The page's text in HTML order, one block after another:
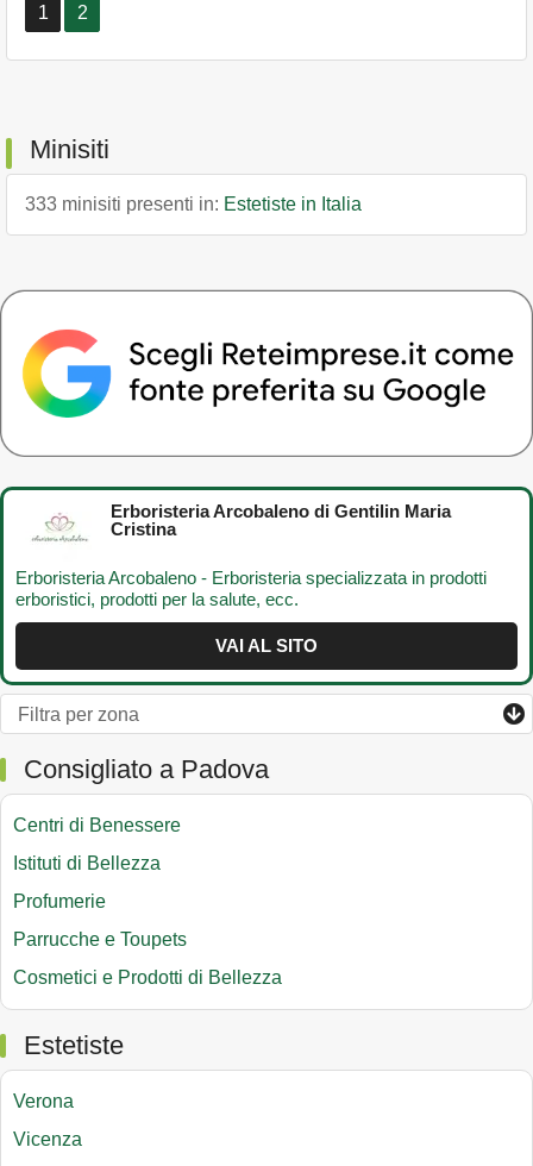
1
2
Minisiti
333 minisiti presenti in: Estetiste in Italia
Erboristeria Arcobaleno di Gentilin Maria
Cristina
Erboristeria Arcobaleno - Erboristeria specializzata in prodotti
erboristici, prodotti per la salute, ecc.
VAI AL SITO
Consigliato a Padova
Centri di Benessere
Istituti di Bellezza
Profumerie
Parrucche e Toupets
Cosmetici e Prodotti di Bellezza
Estetiste
Verona
Vicenza